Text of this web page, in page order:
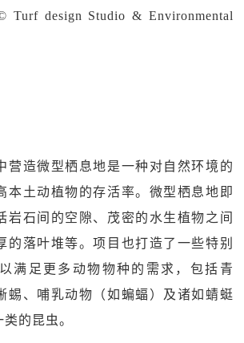
design Studio & Environmental
营造微型栖息地是一种对自然环境的
本土动植物的存活率。微型栖息地即
岩石间的空隙、茂密的水生植物之间
的落叶堆等。项目也打造了一些特别
满足更多动物物种的需求，包括青
蜴、哺乳动物（如蝙蝠）及诸如蜻蜓
的昆虫。